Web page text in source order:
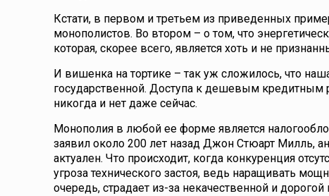
Кстати, в первом и третьем из приведенных
монополистов. Во втором – о том, что
которая, скорее всего, является хоть и не
И вишенка на тортике – так уж сложилось, что
государственной. Доступа к дешевым кредитным
никогда и нет даже сейчас.
Монополия в любой ее форме является
заявил около 200 лет назад Джон Стюарт Милль,
актуален. Что происходит, когда конкуренция
угроза технического застоя, ведь наращивать
очередь, страдает из-за некачественной и дорогой